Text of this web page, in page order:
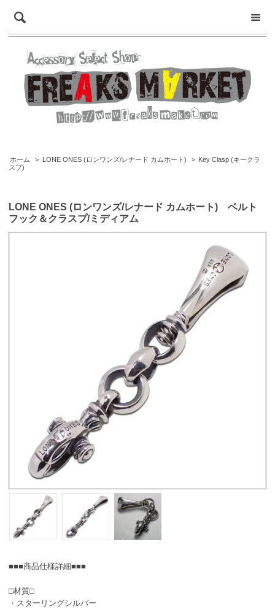
ホーム > LONE ONES (ロンワンズ/レナード カムホート) > Key Clasp (キークラ
スプ)
LONE ONES (ロンワンズ/レナード カムホート) ベルト
フック＆クラスプ/ミディアム
■■■商品仕様詳細■■■
□材質□
・スターリングシルバー